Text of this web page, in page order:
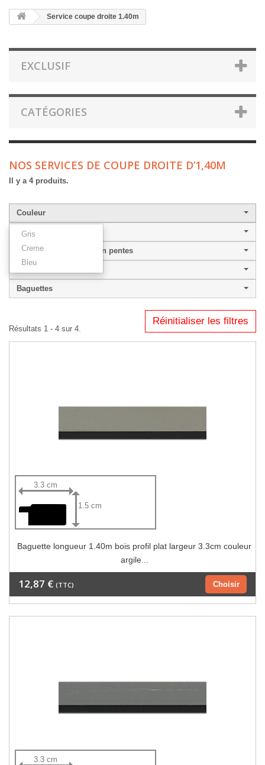
Service coupe droite 1.40m
EXCLUSIF
CATÉGORIES
NOS SERVICES DE COUPE DROITE D’1,40M
Il y a 4 produits.
Couleur
Gris
Creme
Bleu
Largeur de baguette
Couleur profil plat ou en pentes
Baguettes
Réinitialiser les filtres
Résultats 1 - 4 sur 4.
3.3 cm
1.5 cm
Baguette longueur 1.40m bois profil plat largeur 3.3cm couleur
argile...
Choisir
12,87 € (TTC)
3.3 cm